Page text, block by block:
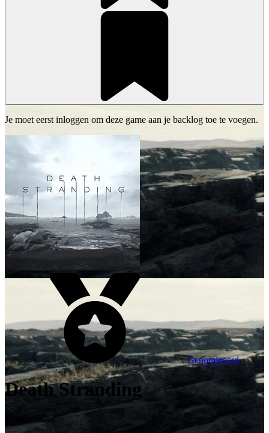
Je moet eerst inloggen om deze game aan je backlog toe te voegen.
Genomineerd
Death Stranding
Ontwikkelaar